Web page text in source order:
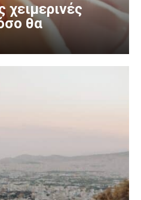
χειμερινές
θα